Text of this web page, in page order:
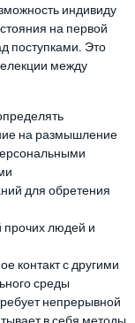
индивиду
на первой
поступками. Это
между
на размышление
для обретения
людей и
контакт с другими
среды
непрерывной